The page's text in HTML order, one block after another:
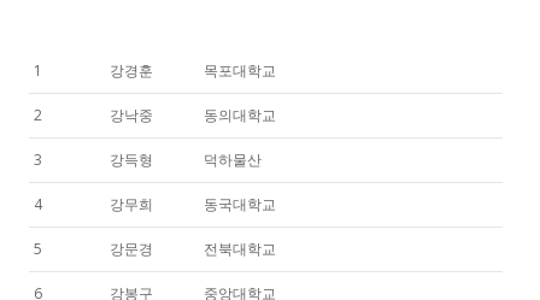
1 강경훈 목포대학교
2 강낙중 동의대학교
3 강득형 덕하물산
4 강무희 동국대학교
5 강문경 전북대학교
6 강봉구 중앙대학교